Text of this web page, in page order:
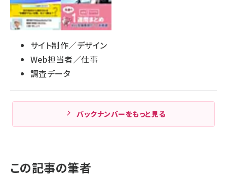
サイト制作／デザイン
Web担当者／仕事
調査データ
バックナンバーをもっと見る
この記事の筆者